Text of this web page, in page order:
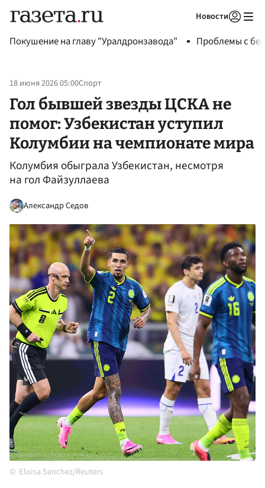
Новости
Покушение на главу "Уралдронзавода" Проблемы с
18 июня 2026 05:00Спорт
Гол бывшей звезды ЦСКА не
помог: Узбекистан уступил
Колумбии на чемпионате мира
Колумбия обыграла Узбекистан, несмотря
на гол Файзуллаева
Александр Седов
Eloisa Sanchez/Reuters